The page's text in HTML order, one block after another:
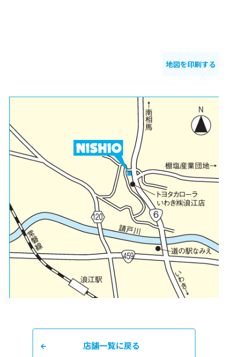
地図を印刷する
店舗一覧に戻る